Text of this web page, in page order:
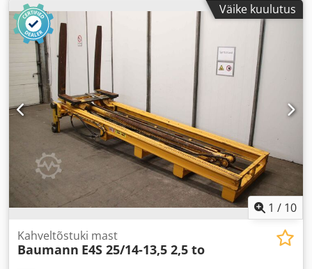
Väike kuulutus
1 / 10
Kahveltõstuki mast
Baumann E4S 25/14-13,5 2,5 to